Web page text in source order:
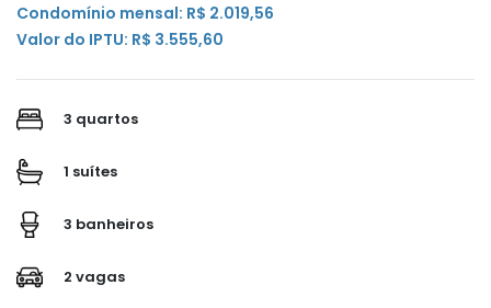
Condomínio mensal: R$ 2.019,56
Valor do IPTU: R$ 3.555,60
3 quartos
1 suítes
3 banheiros
2 vagas